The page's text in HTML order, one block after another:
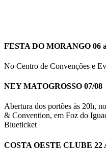
FESTA DO MORANGO 06
No Centro de Convenções e
NEY MATOGROSSO 07/08
Abertura dos portões às 20h,
& Convention, em Foz do
Blueticket
COSTA OESTE CLUBE 22